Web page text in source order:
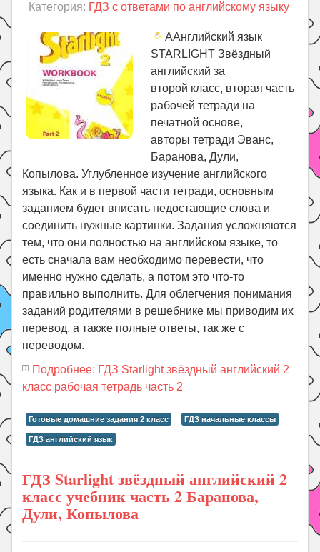
Категория: ГДЗ с ответами по английскому языку
ААнглийский язык
STARLIGHT Звёздный
английский за
второй класс, вторая часть
рабочей тетради на
печатной основе,
авторы тетради Эванс,
Баранова, Дули,
Копылова. Углубленное изучение английского
языка. Как и в первой части тетради, основным
заданием будет вписать недостающие слова и
соединить нужные картинки. Задания усложняются
тем, что они полностью на английском языке, то
есть сначала вам необходимо перевести, что
именно нужно сделать, а потом это что-то
правильно выполнить. Для облегчения понимания
заданий родителями в решебнике мы приводим их
перевод, а также полные ответы, так же с
переводом.
Подробнее: ГДЗ Starlight звёздный английский 2
класс рабочая тетрадь часть 2
Готовые домашние задания 2 класс ГДЗ начальные классы
ГДЗ английский язык
ГДЗ Starlight звёздный английский 2
класс учебник часть 2 Баранова,
Дули, Копылова